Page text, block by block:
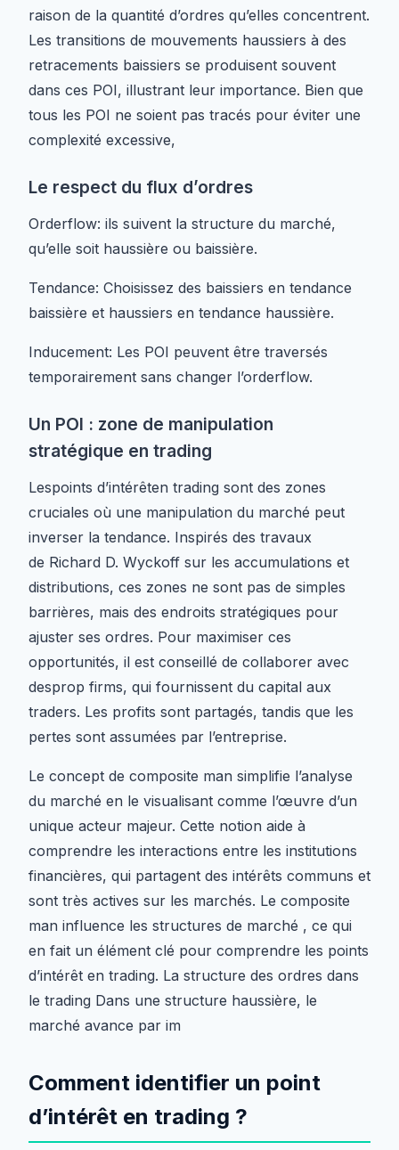
raison de la quantité d’ordres qu’elles concentrent.
Les transitions de mouvements haussiers à des
retracements baissiers se produisent souvent
dans ces POI, illustrant leur importance. Bien que
tous les POI ne soient pas tracés pour éviter une
complexité excessive,
Le respect du flux d’ordres
Orderflow: ils suivent la structure du marché,
qu’elle soit haussière ou baissière.
Tendance: Choisissez des baissiers en tendance
baissière et haussiers en tendance haussière.
Inducement: Les POI peuvent être traversés
temporairement sans changer l’orderflow.
Un POI : zone de manipulation
stratégique en trading
Lespoints d’intérêten trading sont des zones
cruciales où une manipulation du marché peut
inverser la tendance. Inspirés des travaux
de Richard D. Wyckoff sur les accumulations et
distributions, ces zones ne sont pas de simples
barrières, mais des endroits stratégiques pour
ajuster ses ordres. Pour maximiser ces
opportunités, il est conseillé de collaborer avec
desprop firms, qui fournissent du capital aux
traders. Les profits sont partagés, tandis que les
pertes sont assumées par l’entreprise.
Le concept de composite man simplifie l’analyse
du marché en le visualisant comme l’œuvre d’un
unique acteur majeur. Cette notion aide à
comprendre les interactions entre les institutions
financières, qui partagent des intérêts communs et
sont très actives sur les marchés. Le composite
man influence les structures de marché , ce qui
en fait un élément clé pour comprendre les points
d’intérêt en trading. La structure des ordres dans
le trading Dans une structure haussière, le
marché avance par im
Comment identifier un point
d’intérêt en trading ?